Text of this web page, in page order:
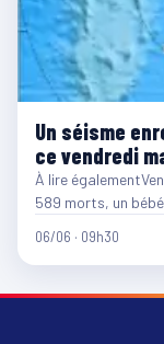
Un séisme
ce vendredi
À lire
589 morts, un
06/06 · 09h30